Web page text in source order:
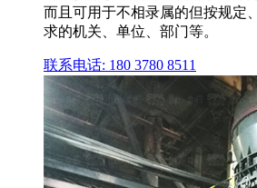
而且可用于不相录属的但按规定
求的机关、单位、部门等。
联系电话: 180 3780 8511